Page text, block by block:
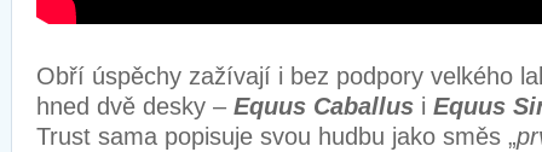
Obří úspěchy zažívají i bez podpory velkého
hned dvě desky – Equus Caballus i Equus
Trust sama popisuje svou hudbu jako směs „